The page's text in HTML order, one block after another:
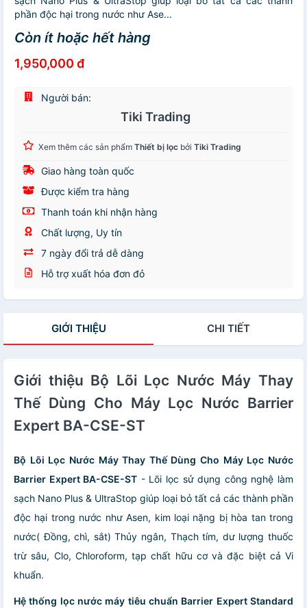
phần độc hại trong nước như Ase...
Còn ít hoặc hết hàng
1,950,000 đ
Người bán:
Tiki Trading
Xem thêm các sản phẩm Thiết bị lọc bởi Tiki Trading
Giao hàng toàn quốc
Được kiểm tra hàng
Thanh toán khi nhận hàng
Chất lượng, Uy tín
7 ngày đổi trả dễ dàng
Hỗ trợ xuất hóa đơn đỏ
GIỚI THIỆU CHI TIẾT
Giới thiệu Bộ Lõi Lọc Nước Máy Thay
Thế Dùng Cho Máy Lọc Nước Barrier
Expert BA-CSE-ST
Bộ Lõi Lọc Nước Máy Thay Thế Dùng Cho Máy Lọc Nước
Barrier Expert BA-CSE-ST - Lõi lọc sử dụng công nghệ làm
sạch Nano Plus & UltraStop giúp loại bỏ tất cả các thành phần
độc hại trong nước như Asen, kim loại nặng bị hòa tan trong
nước( Đồng, chì, sắt) Thủy ngân, Thạch tím, dư lượng thuốc
trừ sâu, Clo, Chloroform, tạp chất hữu cơ và đặc biệt cả Vi
khuẩn.
Hệ thống lọc nước máy tiêu chuẩn Barrier Expert Standard